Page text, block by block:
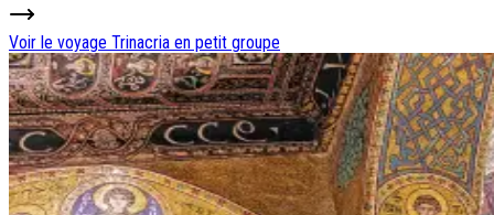
Voir le voyage Trinacria en petit groupe